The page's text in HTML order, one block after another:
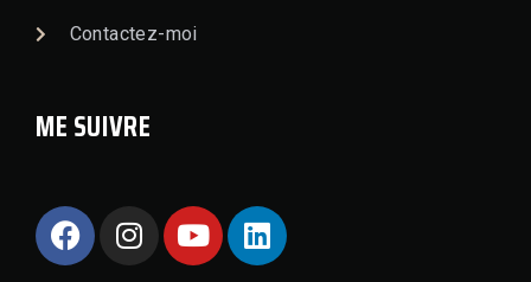
Contactez-moi
ME SUIVRE